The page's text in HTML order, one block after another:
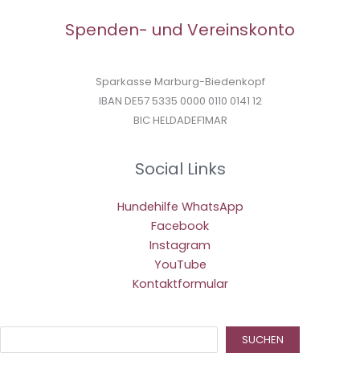
Spenden- und Vereinskonto
Sparkasse Marburg-Biedenkopf
IBAN DE57 5335 0000 0110 0141 12
BIC HELDADEF1MAR
Social Links
Hundehilfe WhatsApp
Facebook
Instagram
YouTube
Kontaktformular
SUCHEN